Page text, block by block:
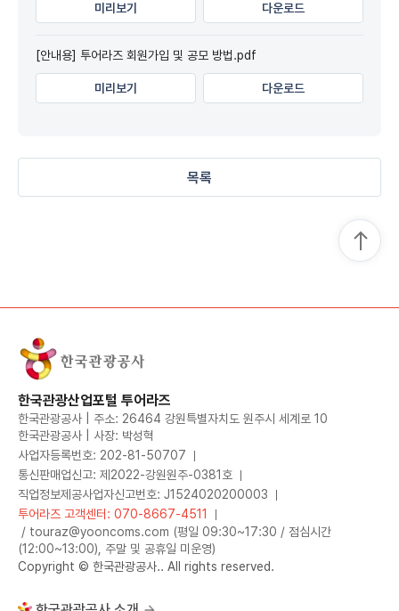
미리보기 다운로드
[안내용] 투어라즈 회원가입 및 공모 방법.pdf
미리보기 다운로드
목록
한국관광산업포털 투어라즈
한국관광공사 | 주소: 26464 강원특별자치도 원주시 세계로 10
한국관광공사 | 사장: 박성혁
사업자등록번호: 202-81-50707
통신판매업신고: 제2022-강원원주-0381호
직업정보제공사업자신고번호: J1524020200003
투어라즈 고객센터: 070-8667-4511
/ touraz@yooncoms.com (평일 09:30~17:30 / 점심시간
(12:00~13:00), 주말 및 공휴일 미운영)
Copyright © 한국관광공사.. All rights reserved.